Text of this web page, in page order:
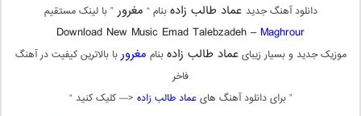
دانلود آهنگ جدید عماد طالب زادهبنام “ مغرور” با لینک مستقیم
Download New Music Emad Talebzadeh – Maghrour
موزیک جدید و بسیار زیبایعماد طالب زادهبنام مغروربا بالاترین کیفیت در آهنگ
فاخر
” برای دانلود آهنگ هایعماد طالب زاده <— کلیک کنید “